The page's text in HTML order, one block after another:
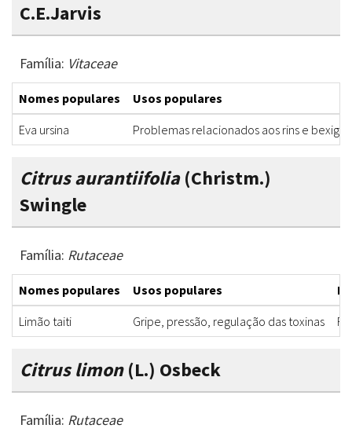
C.E.Jarvis
Família: Vitaceae
Nomes populares
Usos populares
Eva ursina
Problemas relacionados aos rins e bexiga
Citrus aurantiifolia(Christm.)
Swingle
Família: Rutaceae
Nomes populares Usos populares
Limão taiti
Gripe, pressão, regulação das toxinas
Citrus limon(L.) Osbeck
Família: Rutaceae